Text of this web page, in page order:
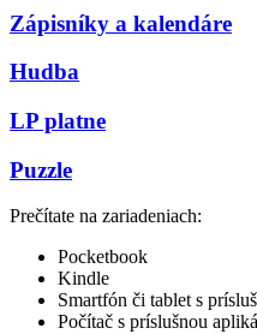
Zápisníky a kalendáre
Hudba
LP platne
Puzzle
Prečítate na zariadeniach:
Pocketbook
Kindle
Smartfón či tablet s
Počítač s príslušnou